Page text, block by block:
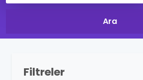
Filtreler